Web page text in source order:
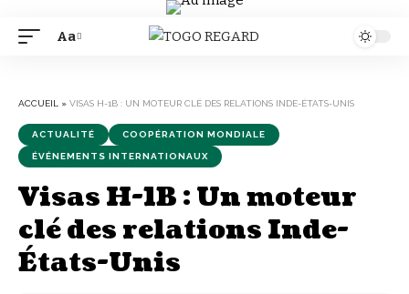
Font
Aa
ACCUEIL » VISAS H-1B : UN MOTEUR CLÉ DES RELATIONS INDE-ÉTATS-UNIS
ACTUALITÉ COOPÉRATION MONDIALE
ÉVÉNEMENTS INTERNATIONAUX
Visas H-1B : Un moteur
clé des relations Inde-
États-Unis